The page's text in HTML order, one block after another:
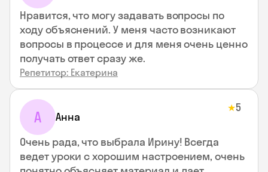
Нравится, что могу задавать вопросы по
ходу объяснений. У меня часто возникают
вопросы в процессе и для меня очень ценно
получать ответ сразу же.
Репетитор: Екатерина
А Анна
★5
Очень рада, что выбрала Ирину! Всегда
ведет уроки с хорошим настроением, очень